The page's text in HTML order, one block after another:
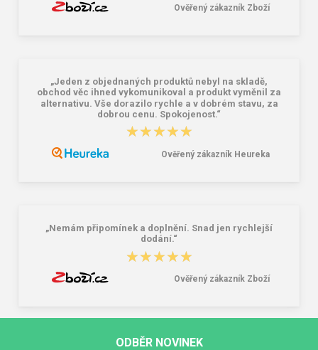
Ověřený zákazník Zboží
„Jeden z objednaných produktů nebyl na skladě,
obchod věc ihned vykomunikoval a produkt vyměnil za
alternativu. Vše dorazilo rychle a v dobrém stavu, za
dobrou cenu. Spokojenost.“
★★★★★
★★★★★
Ověřený zákazník Heureka
„Nemám připomínek a doplnění. Snad jen rychlejší
dodání.“
★★★★★
★★★★★
Ověřený zákazník Zboží
ODBĚR NOVINEK